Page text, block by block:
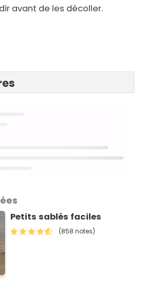
avant de les décoller.
Petits sablés faciles
(858 notes)